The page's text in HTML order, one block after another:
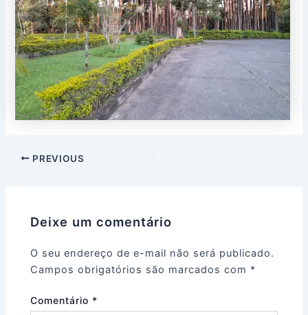
PREVIOUS
Deixe um comentário
O seu endereço de e-mail não será publicado.
Campos obrigatórios são marcados com *
Comentário *